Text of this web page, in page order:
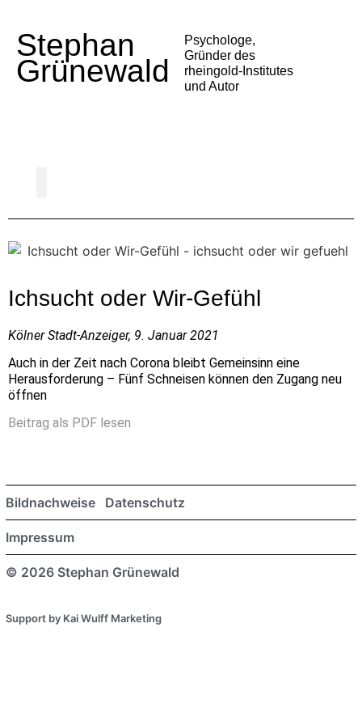
Stephan
Grünewald
Psychologe,
Gründer des
rheingold-Institutes
und Autor
Ichsucht oder Wir-Gefühl
Kölner Stadt-Anzeiger, 9. Januar 2021
Auch in der Zeit nach Corona bleibt Gemeinsinn eine
Herausforderung – Fünf Schneisen können den Zugang neu
öffnen
Beitrag als PDF lesen
© 2026 Stephan Grünewald
Impressum
Bildnachweise Datenschutz
Support by Kai Wulff Marketing